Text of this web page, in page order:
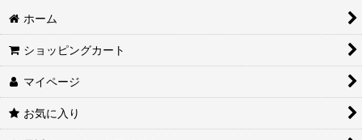
ホーム
ショッピングカート
マイページ
お気に入り